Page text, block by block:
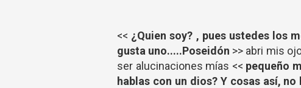
<< ¿Quien soy? , pues ustedes los
gusta uno.....Poseidón >> abri mis
ser alucinaciones mías << pequeño
hablas con un dios? Y cosas así,